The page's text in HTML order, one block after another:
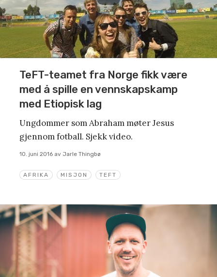
AFRIKA MISJON TEFT
TeFT-teamet fra Norge fikk være
med å spille en vennskapskamp
med Etiopisk lag
Ungdommer som Abraham møter Jesus
gjennom fotball. Sjekk video.
10. juni 2016 av Jarle Thingbø